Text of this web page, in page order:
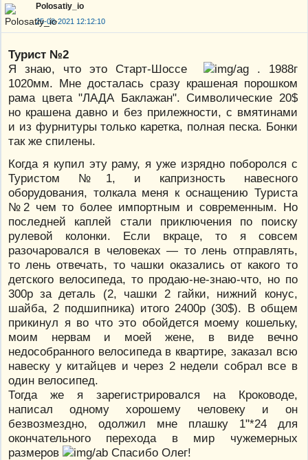
Polosatiy_io
25-08-2021 12:12:10
Турист №2
Я знаю, что это Старт-Шоссе
. 1988г
1020мм. Мне досталась сразу крашеная порошком
рама цвета "ЛАДА Баклажан". Символические 20$
но крашена давно и без прилежности, с вмятинами
и из фурнитуры только каретка, полная песка. Бонки
так же спилены.
Когда я купил эту раму, я уже изрядно поборолся с
Туристом №1, и капризность навесного
оборудования, толкала меня к оснащению Туриста
№2 чем то более импортным и современным. Но
последней каплей стали приключения по поиску
рулевой колонки. Если вкраце, то я совсем
разочаровался в человеках — то лень отправлять,
то лень отвечать, то чашки оказались от какого то
детского велосипеда, то продаю-не-знаю-что, но по
300р за деталь (2, чашки 2 гайки, нижний конус,
шайба, 2 подшипника) итого 2400р (30$). В общем
прикинул я во что это обойдется моему кошельку,
моим нервам и моей жене, в виде вечно
недособранного велосипеда в квартире, заказал всю
навеску у китайцев и через 2 недели собрал все в
один велосипед.
Тогда же я зарегистрировался на Кроководе,
написал одному хорошему человеку и он
безвозмездно, одолжил мне плашку 1"*24 для
окончательного перехода в мир чужемерных
размеров
Спасибо Олег!